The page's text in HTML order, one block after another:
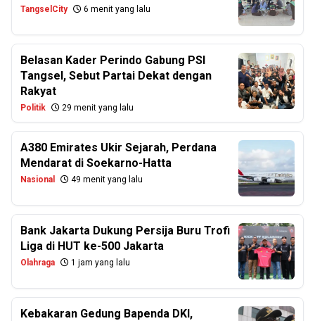
TangselCity 6 menit yang lalu
Belasan Kader Perindo Gabung PSI
Tangsel, Sebut Partai Dekat dengan
Rakyat
Politik 29 menit yang lalu
A380 Emirates Ukir Sejarah, Perdana
Mendarat di Soekarno-Hatta
Nasional 49 menit yang lalu
Bank Jakarta Dukung Persija Buru Trofi
Liga di HUT ke-500 Jakarta
Olahraga 1 jam yang lalu
Kebakaran Gedung Bapenda DKI,